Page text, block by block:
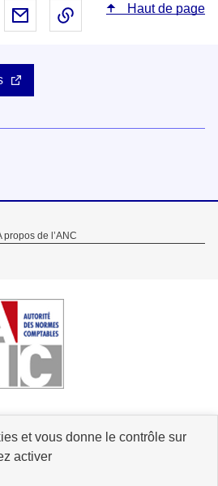
et vous donne le contrôle sur
activer
- nouvelle fenêtre
sur X - nouvelle fenêtre
sur Linked In - nouvelle
Partager par email - nouvelle
Copier le lien dans le
Haut de page
propos de l’ANC
public.gouv.fr